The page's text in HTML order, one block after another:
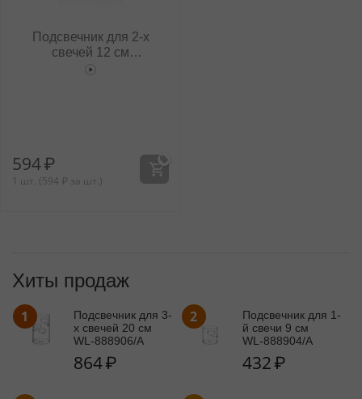
Подсвечник для 2-х
свечей 12 см
WL‑888905/A
594₽
1 шт. (594 ₽ за шт.)
Хиты продаж
1
Подсвечник для 3-
x свечей 20 см
WL‑888906/A
864₽
2
Подсвечник для 1-
й свечи 9 см
WL‑888904/A
432₽